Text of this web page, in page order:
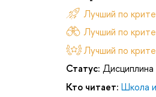
Лучший по
Лучший по
Лучший по
Статус: Дисциплина
Кто читает: Школа